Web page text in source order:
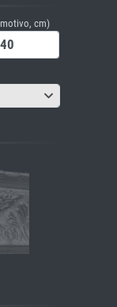
cm)